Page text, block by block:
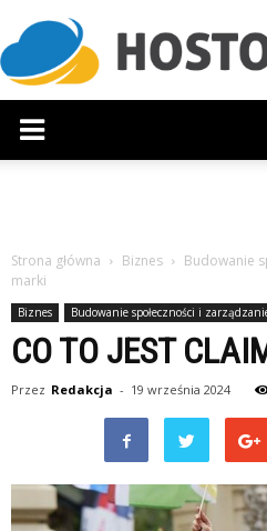
Strona główna Biznes
Budowanie
marki
Biznes Budowanie społeczności i
CO TO JEST
Przez Redakcja - 19 września 2024